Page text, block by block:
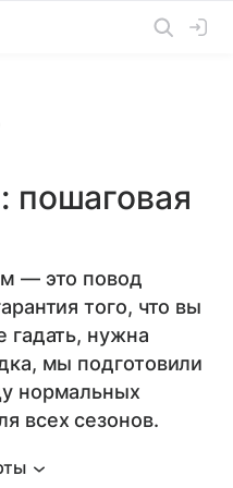
пошаговая
— это повод
того, что вы
гадать, нужна
мы подготовили
нормальных
всех сезонов.